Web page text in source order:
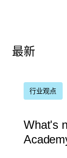
最新
行业观点
What's